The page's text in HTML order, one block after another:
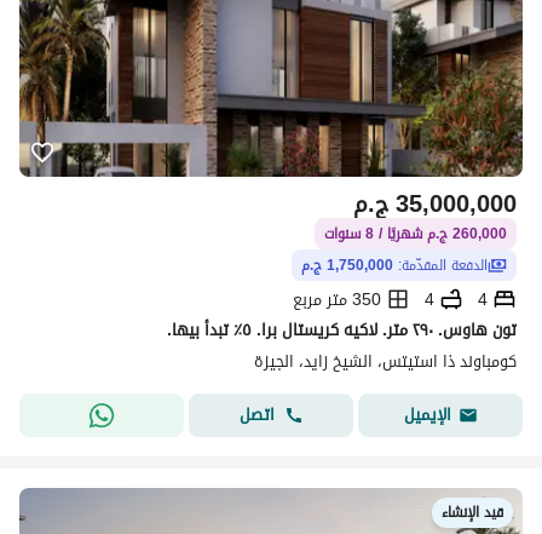
ج.م35,000,000
260,000 ج.م شهريًا / 8 سنوات
الدفعة المقدّمة: 1,750,000 ج.م
4
4
350 متر مربع
تون هاوس. ٢٩٠ متر. لاكيه كريستال برا. ٥٪ تبدأ بيها.
كومباوند ذا استيتس، الشيخ زايد، الجيزة
الإيميل
اتصل
قيد الإنشاء